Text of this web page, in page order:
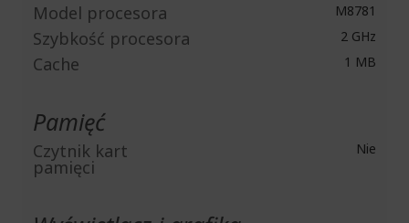
Model procesora M8781
Szybkość procesora 2 GHz
Cache 1 MB
Pamięć
Czytnik kart
pamięci
Nie